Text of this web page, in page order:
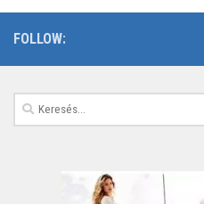
FOLLOW:
Keresés: